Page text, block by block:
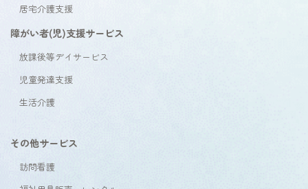
居宅介護支援
障がい者(児)支援サービス
放課後等デイサービス
児童発達支援
生活介護
その他サービス
訪問看護